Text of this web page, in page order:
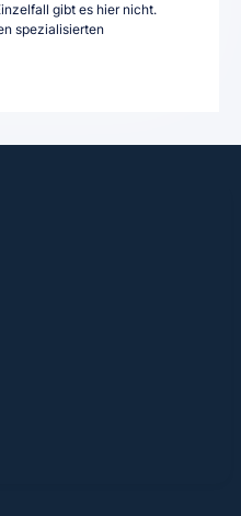
gibt es hier nicht.
spezialisierten